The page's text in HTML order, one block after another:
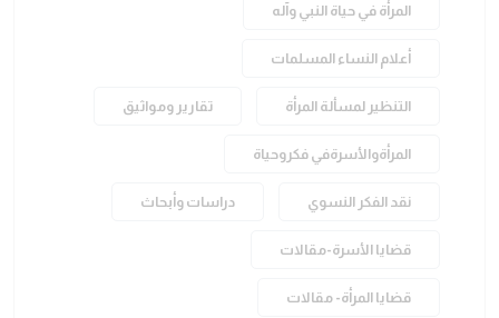
المرأة في حياة النبي وآله
أعلام النساء المسلمات
التنظير لمسألة المرأة تقارير ومواثيق
المرأةوالأسرةفي فكروحياة
نقد الفكر النسوي دراسات وأبحاث
قضايا الأسرة-مقالات
قضايا المرأة- مقالات